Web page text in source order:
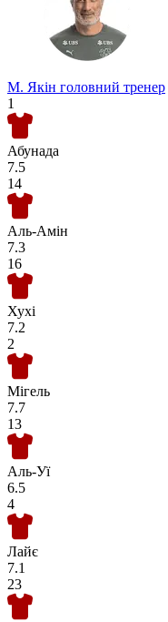
М. Якін головний тренер
1
Абунада
7.5
14
Аль-Амін
7.3
16
Хухі
7.2
2
Мігель
7.7
13
Аль-Уї
6.5
4
Лайє
7.1
23